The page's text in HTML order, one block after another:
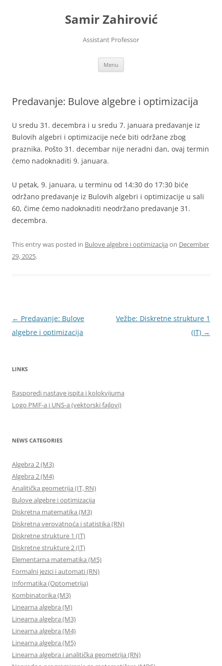
Samir Zahirović
Assistant Professor
Menu
Predavanje: Bulove algebre i optimizacija
U sredu 31. decembra i u sredu 7. januara predavanje iz
Bulovih algebri i optimizacije neće biti održane zbog
praznika. Pošto 31. decembar nije neradni dan, ovaj termin
ćemo nadoknaditi 9. januara.
U petak, 9. januara, u terminu od 14:30 do 17:30 biće
održano predavanje iz Bulovih algebri i optimizacije u sali
60, čime ćemo nadoknaditi neodržano predavanje 31.
decembra.
This entry was posted in Bulove algebre i optimizacija on December
29, 2025.
Post
navigation
← Predavanje: Bulove
algebre i optimizacija
Vežbe: Diskretne strukture 1
(IT) →
LINKS
Rasporedi nastave ispita i kolokvijuma
Logo PMF-a i UNS-a (vektorski fajlovi)
NEWS CATEGORIES
Algebra 2 (M3)
Algebra 2 (M4)
Analitička geometrija (IT, RN)
Bulove algebre i optimizacija
Diskretna matematika (M3)
Diskretna verovatnoća i statistika (RN)
Diskretne strukture 1 (IT)
Diskretne strukture 2 (IT)
Elementarna matematika (M5)
Formalni jezici i automati (RN)
Informatika (Optometrija)
Kombinatorika (M3)
Linearna algebra (M)
Linearna algebra (M3)
Linearna algebra (M4)
Linearna algebra (M5)
Linearna algebra i analitička geometrija (RN)